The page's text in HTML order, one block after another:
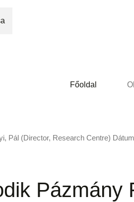
Főoldal
Pál (Director, Research Centre)
Pázmány